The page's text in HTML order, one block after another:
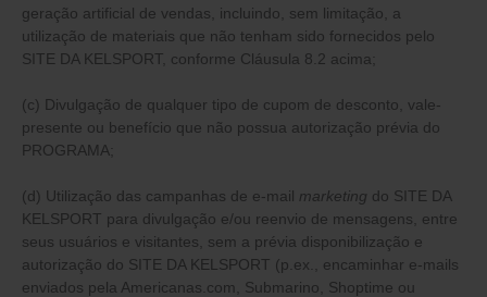
geração artificial de vendas, incluindo, sem limitação, a
utilização de materiais que não tenham sido fornecidos pelo
SITE DA KELSPORT, conforme Cláusula 8.2 acima;
(c) Divulgação de qualquer tipo de cupom de desconto, vale-
presente ou benefício que não possua autorização prévia do
PROGRAMA;
(d) Utilização das campanhas de e-mail marketing do SITE DA
KELSPORT para divulgação e/ou reenvio de mensagens, entre
seus usuários e visitantes, sem a prévia disponibilização e
autorização do SITE DA KELSPORT (p.ex., encaminhar e-mails
enviados pela Americanas.com, Submarino, Shoptime ou